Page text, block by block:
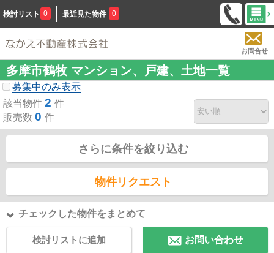
検討リスト 0 最近見た物件 0
お問合せ
多摩市鶴牧 マンション、戸建、土地一覧
募集中のみ表示
該当物件 2 件
販売数 0 件
さらに条件を絞り込む
物件リクエスト
チェックした物件をまとめて
検討リストに追加 お問い合わせ